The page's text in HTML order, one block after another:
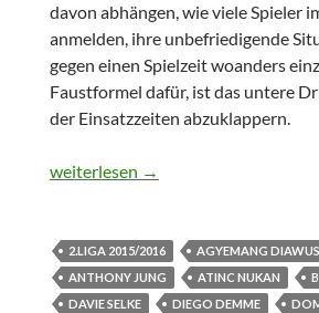
davon abhängen, wie viele Spieler
anmelden, ihre unbefriedigende
gegen einen Spielzeit woanders
Faustformel dafür, ist das untere
der Einsatzzeiten abzuklappern.
Kaderschmiede RB Leipzig 2016
weiterlesen →
2.LIGA 2015/2016
AGYEMANG
ANTHONY JUNG
ATINC NUKAN
DAVIE SELKE
DIEGO DEMME